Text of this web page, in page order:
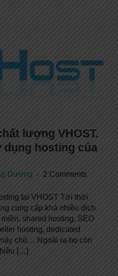
lượng VHOST.
dụng hosting của
Dương 2 Comments
tại VHOST Tới thời
cung cấp khá nhiều dịch
shared hosting, SEO
hosting, dedicated
chủ… Ngoài ra họ còn
[…]